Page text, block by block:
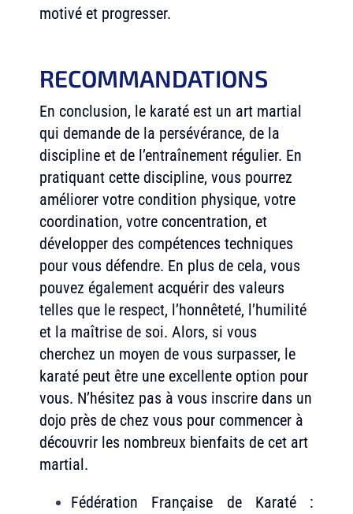
motivé et progresser.
RECOMMANDATIONS
En conclusion, le karaté est un art martial
qui demande de la persévérance, de la
discipline et de l’entraînement régulier. En
pratiquant cette discipline, vous pourrez
améliorer votre condition physique, votre
coordination, votre concentration, et
développer des compétences techniques
pour vous défendre. En plus de cela, vous
pouvez également acquérir des valeurs
telles que le respect, l’honnêteté, l’humilité
et la maîtrise de soi. Alors, si vous
cherchez un moyen de vous surpasser, le
karaté peut être une excellente option pour
vous. N’hésitez pas à vous inscrire dans un
dojo près de chez vous pour commencer à
découvrir les nombreux bienfaits de cet art
martial.
Fédération Française de Karaté :